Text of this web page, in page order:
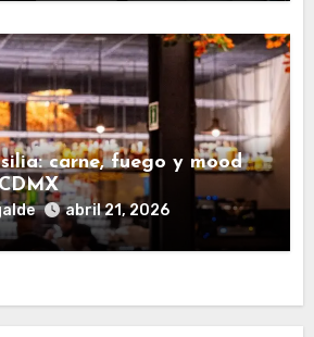
carne, fuego y mood
abril 21, 2026